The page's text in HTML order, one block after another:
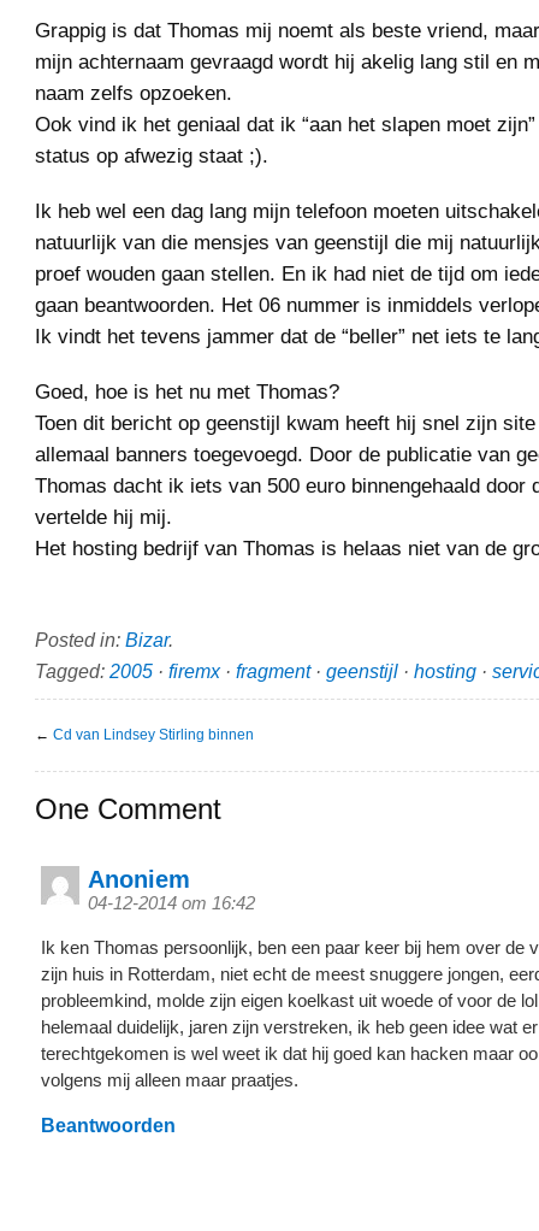
Grappig is dat Thomas mij noemt als beste vriend,
mijn achternaam gevraagd wordt hij akelig lang stil en
naam zelfs opzoeken.
Ook vind ik het geniaal dat ik “aan het slapen moet
status op afwezig staat ;).
Ik heb wel een dag lang mijn telefoon moeten
natuurlijk van die mensjes van geenstijl die mij
proef wouden gaan stellen. En ik had niet de tijd om
gaan beantwoorden. Het 06 nummer is inmiddels
Ik vindt het tevens jammer dat de “beller” net iets te
Goed, hoe is het nu met Thomas?
Toen dit bericht op geenstijl kwam heeft hij snel zijn
allemaal banners toegevoegd. Door de publicatie van
Thomas dacht ik iets van 500 euro binnengehaald door
vertelde hij mij.
Het hosting bedrijf van Thomas is helaas niet van de
Posted in: Bizar.
Tagged: 2005 · firemx· fragment· geenstijl · hosting ·
← Cd van Lindsey Stirling binnen
One Comment
Anoniem
04-12-2014 om 16:42
Ik ken Thomas persoonlijk, ben een paar keer bij hem over de
zijn huis in Rotterdam, niet echt de meest snuggere jongen,
probleemkind, molde zijn eigen koelkast uit woede of voor de
helemaal duidelijk, jaren zijn verstreken, ik heb geen idee wat
terechtgekomen is wel weet ik dat hij goed kan hacken maar
volgens mij alleen maar praatjes.
Beantwoorden